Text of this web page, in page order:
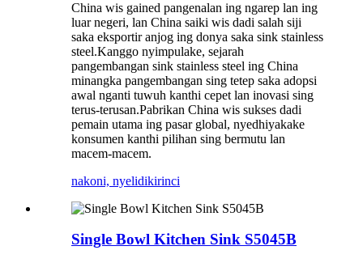
China wis gained pangenalan ing ngarep lan ing
luar negeri, lan China saiki wis dadi salah siji
saka eksportir anjog ing donya saka sink stainless
steel.Kanggo nyimpulake, sejarah
pangembangan sink stainless steel ing China
minangka pangembangan sing tetep saka adopsi
awal nganti tuwuh kanthi cepet lan inovasi sing
terus-terusan.Pabrikan China wis sukses dadi
pemain utama ing pasar global, nyedhiyakake
konsumen kanthi pilihan sing bermutu lan
macem-macem.
nakoni, nyelidikirinci
Single Bowl Kitchen Sink S5045B